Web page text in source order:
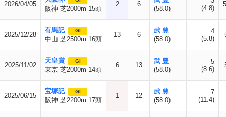
2026/04/05
阪神 芝2000m 15頭
2 6
(58.0)
(4.8)
2025/12/28
有馬記 GI
中山 芝2500m 16頭
13 6
武 豊
(58.0)
4
(5.8)
2025/11/02
天皇賞 GI
東京 芝2000m 14頭
6 13
武 豊
(58.0)
5
(8.6)
2025/06/15
宝塚記 GI
阪神 芝2200m 17頭
1 12
武 豊
(58.0)
7
(11.4)